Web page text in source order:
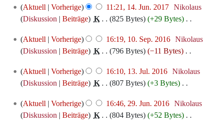
e
i
e
B
e
a
b
e
14.
Juni
Aktuell Vorherige 11:21, 14. Jun. 2017‎ Nikolaus
Diskussion
Beiträge K 825 Bytes +29 Bytes ‎
e
i
e
B
e
a
10.
September
Aktuell Vorherige 16:19, 10. Sep. 2016‎ Nikolaus
Diskussion
Beiträge K 796 Bytes −11 Bytes ‎
e
i
e
B
13.
Aktuell Vorherige 16:10, 13. Jul. 2016‎ Nikolaus
Diskussion
Beiträge K 807 Bytes +3 Bytes ‎
e
i
29.
Juni
Aktuell Vorherige 16:46, 29. Jun. 2016‎ Nikolaus
Diskussion
Beiträge K 804 Bytes +52 Bytes ‎